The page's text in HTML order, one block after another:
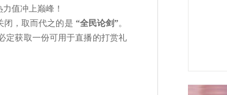
值冲上巅峰！
闭，取而代之的是 “全民论剑”。
定获取一份可用于直播的打赏礼